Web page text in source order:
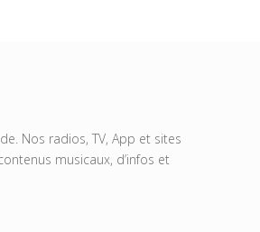
Nos radios, TV, App et sites
musicaux, d’infos et